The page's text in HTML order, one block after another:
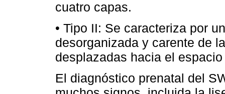
cuatro capas.
• Tipo II: Se caracteriza por
desorganizada y carente de
desplazadas hacia el
El diagnóstico prenatal del